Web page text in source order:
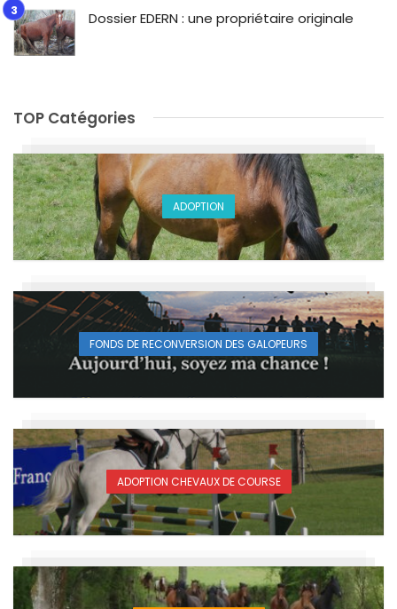
Dossier EDERN : une propriétaire originale
TOP Catégories
ADOPTION
FONDS DE RECONVERSION DES GALOPEURS
ADOPTION CHEVAUX DE COURSE